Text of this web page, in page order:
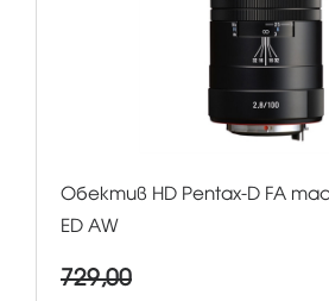
Обектив HD Pentax-D FA
ED AW
729,00